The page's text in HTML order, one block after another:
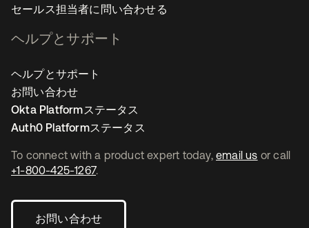
To connect with a product expert today, email us or call
+1-800-425-1267.
お問い合わせ
セールス担当者に問い合わせる
ヘルプとサポート
ヘルプとサポート
お問い合わせ
Okta Platformステータス
Auth0 Platformステータス